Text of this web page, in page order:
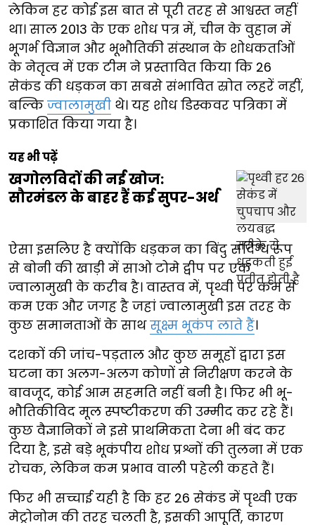
लेकिन हर कोई इस बात से पूरी तरह से आश्वस्त नहीं
था। साल 2013 के एक शोध पत्र में, चीन के वुहान में
भूगर्भ विज्ञान और भूभौतिकी संस्थान के शोधकर्ताओं
के नेतृत्व में एक टीम ने प्रस्तावित किया कि 26
सेकंड की धड़कन का सबसे संभावित स्रोत लहरें नहीं,
बल्कि ज्वालामुखी थे। यह शोध डिस्कवर पत्रिका में
प्रकाशित किया गया है।
यह भी पढ़ें
खगोलविदों की नई खोज:
सौरमंडल के बाहर हैं कई सुपर-अर्थ
ऐसा इसलिए है क्योंकि धड़कन का बिंदु संदिग्ध रूप
से बोनी की खाड़ी में साओ टोमे द्वीप पर एक
ज्वालामुखी के करीब है। वास्तव में, पृथ्वी पर कम से
कम एक और जगह है जहां ज्वालामुखी इस तरह के
कुछ समानताओं के साथसूक्ष्म भूकंप लाते हैं।
दशकों की जांच-पड़ताल और कुछ समूहों द्वारा इस
घटना का अलग-अलग कोणों से निरीक्षण करने के
बावजूद, कोई आम सहमति नहीं बनी है। फिर भी भू-
भौतिकीविद मूल स्पष्टीकरण की उम्मीद कर रहे हैं।
कुछ वैज्ञानिकों ने इसे प्राथमिकता देना भी बंद कर
दिया है, इसे बड़े भूकंपीय शोध प्रश्नों की तुलना में एक
रोचक, लेकिन कम प्रभाव वाली पहेली कहते हैं।
फिर भी सच्चाई यही है कि हर 26 सेकंड में पृथ्वी एक
मेट्रोनोम की तरह चलती है, इसकी आपूर्ति, कारण